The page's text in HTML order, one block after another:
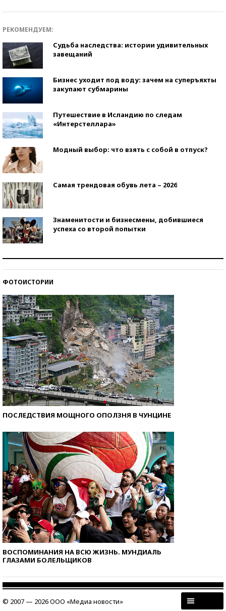
РЕКОМЕНДУЕМ:
Судьба наследства: истории удивительных
завещаний
Бизнес уходит под воду: зачем на суперъяхты
закупают субмарины
Путешествие в Исландию по следам
«Интерстеллара»
Модный выбор: что взять с собой в отпуск?
Самая трендовая обувь лета – 2026
Знаменитости и бизнесмены, добившиеся
успеха со второй попытки
ФОТОИСТОРИИ
ПОСЛЕДСТВИЯ МОЩНОГО ОПОЛЗНЯ В ЧУНЦИНЕ
ВОСПОМИНАНИЯ НА ВСЮ ЖИЗНЬ. МУНДИАЛЬ
ГЛАЗАМИ БОЛЕЛЬЩИКОВ
© 2007 — 2026 ООО «Медиа новости»